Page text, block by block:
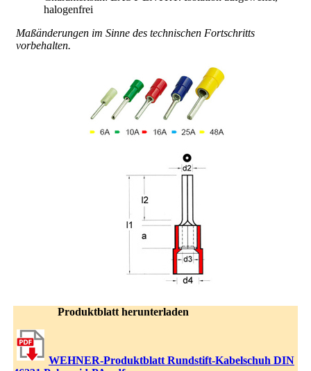
halogenfrei
Maßänderungen im Sinne des technischen Fortschritts
vorbehalten.
Produktblatt herunterladen
WEHNER-Produktblatt Rundstift-Kabelschuh DIN